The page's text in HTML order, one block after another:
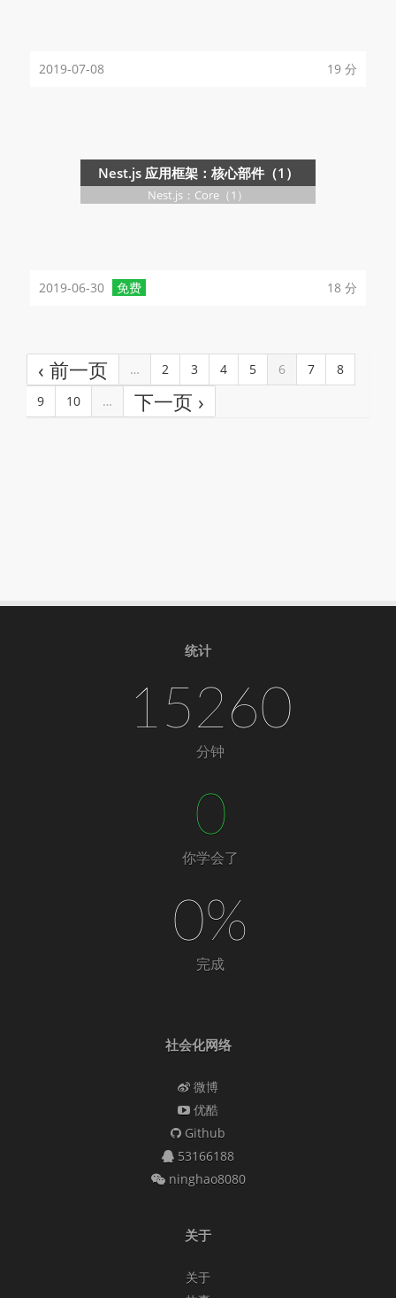
2019-07-08 19 分
Nest.js 应用框架：核心部件（1）
Nest.js：Core（1）
2019-06-30 免费 18 分
‹ 前一页 … 2 3 4 5 6 7
8
9
10 … 下一页 ›
统计
15260
分钟
0
你学会了
0%
完成
社会化网络
微博
优酷
Github
53166188
ninghao8080
关于
关于